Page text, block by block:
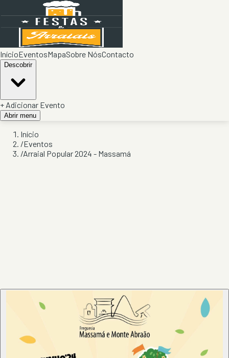
InícioEventosMapaSobre NósContacto
Descobrir
+ Adicionar Evento
Abrir menu
Início
/Eventos
/Arraial Popular 2024 - Massamá